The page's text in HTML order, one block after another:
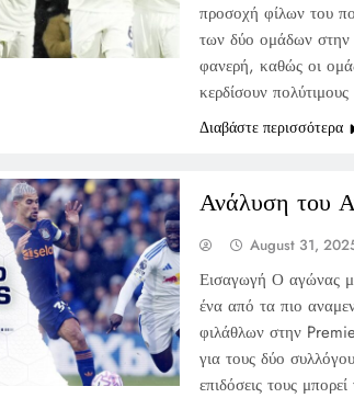
προσοχή φίλων του
των δύο ομάδων
φανερή, καθώς οι
κερδίσουν
Διαβάστε περισσότερα
Ανάλυση του
August 31,
Εισαγωγή Ο αγώνας
ένα από τα πιο
φιλάθλων στην
για τους δύο
επιδόσεις τους